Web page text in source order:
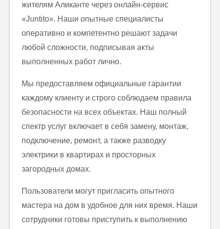
жителям Аликанте через онлайн-сервис
«Juntito». Наши опытные специалисты
оперативно и компетентно решают задачи
любой сложности, подписывая акты
выполненных работ лично.
Мы предоставляем официальные гарантии
каждому клиенту и строго соблюдаем правила
безопасности на всех объектах. Наш полный
спектр услуг включает в себя замену, монтаж,
подключение, ремонт, а также разводку
электрики в квартирах и просторных
загородных домах.
Пользователи могут пригласить опытного
мастера на дом в удобное для них время. Наши
сотрудники готовы приступить к выполнению